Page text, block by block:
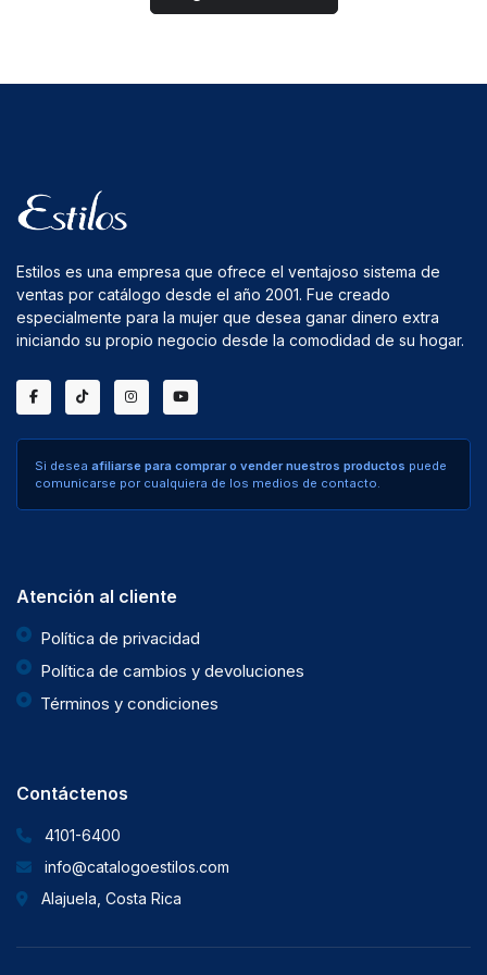
Estilos es una empresa que ofrece el ventajoso sistema de
ventas por catálogo desde el año 2001. Fue creado
especialmente para la mujer que desea ganar dinero extra
iniciando su propio negocio desde la comodidad de su hogar.
Si desea afiliarse para comprar o vender nuestros productos puede
comunicarse por cualquiera de los medios de contacto.
Atención al cliente
Política de privacidad
Política de cambios y devoluciones
Términos y condiciones
Contáctenos
4101-6400
info@catalogoestilos.com
Alajuela, Costa Rica